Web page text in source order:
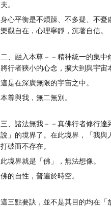
夫。
身心平衡是不煩躁、不多疑、不憂
樂觀自在，心理寧靜，沉著自信。
二、融入本尊－－精神統一的集
將行者狹小的心念，擴大到與宇宙
這是在深廣無限的宇宙之中。
本尊與我，無二無別。
三、諸法無我－－真佛行者修行達
說」的境界了。在此境界，「我
打破而不存在。
此境界就是「佛」，無法想像。
佛的自性，普遍於時空。
這三點要訣，並不是其目的均在「